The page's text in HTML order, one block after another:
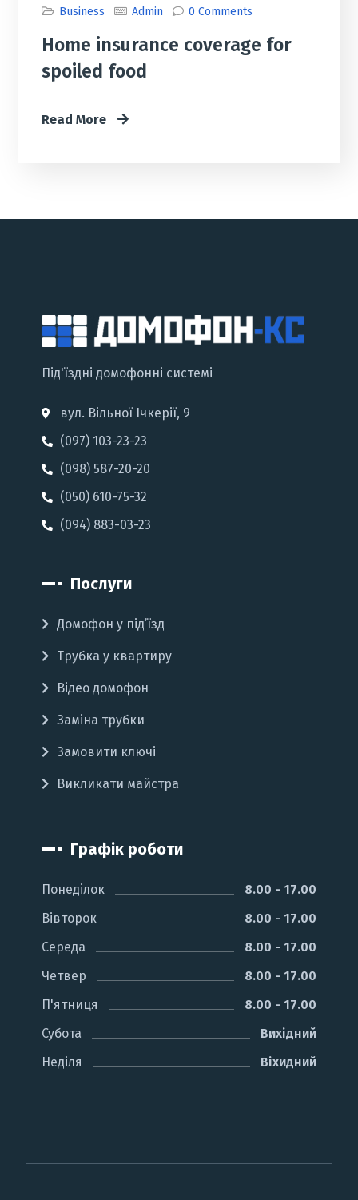
Business Admin 0 Comments
Home insurance coverage for
spoiled food
Read More
Під'їздні домофонні системі
вул. Вільної Ічкерії, 9
(097) 103-23-23
(098) 587-20-20
(050) 610-75-32
(094) 883-03-23
Послуги
Домофон у під’їзд
Трубка у квартиру
Відео домофон
Заміна трубки
Замовити ключі
Викликати майстра
Графік роботи
Понеділок
8.00 - 17.00
Вівторок
8.00 - 17.00
Середа
8.00 - 17.00
Четвер
8.00 - 17.00
П'ятниця
8.00 - 17.00
Субота
Вихідний
Неділя
Віхидний